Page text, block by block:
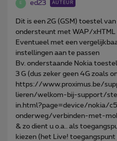
E ed23 AUTEUR
Dit is een 2G (GSM) toestel
ondersteunt met WAP/xHTML
Eventueel met een
instellingen aan te passen
Bv. onderstaande Nokia
3 G (dus zeker geen 4G zoals
https://www.proximus.be/
lieren/welkom-bij-support/
in.html?page=device/nokia/
onderweg/verbinden-met-
& zo dient u o.a.. als
kiezen (het Live! toegangspunt